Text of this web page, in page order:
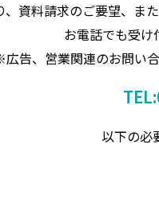
、資料請求のご要望、ま
お電話でも受
告、営業関連のお問い
以下の必